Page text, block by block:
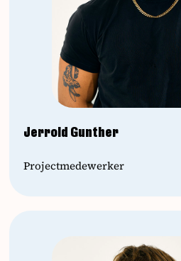
Jerrold Gunther
Projectmedewerker